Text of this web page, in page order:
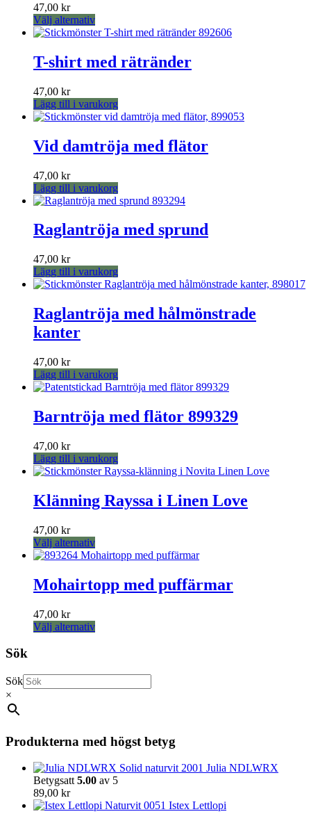
47,00 kr
Välj alternativDen
här
flera
olika
alternativen
väljas
på
T-shirt med rätränder
47,00 kr
Lägg till i varukorg
Vid damtröja med flätor
47,00 kr
Lägg till i varukorg
Raglantröja med sprund
47,00 kr
Lägg till i varukorg
Raglantröja med hålmönstrade
kanter
47,00 kr
Lägg till i varukorg
Barntröja med flätor 899329
47,00 kr
Lägg till i varukorg
Klänning Rayssa i Linen Love
47,00 kr
Välj alternativDen
här
flera
olika
produktsidan
Mohairtopp med puffärmar
47,00 kr
Välj alternativDen
flera
varianter.
kan
på
produktsidan
Sök
Sök
×
Produkterna med högst betyg
Julia NDLWRX
Betygsatt5.00 av 5
89,00 kr
Istex Lettlopi